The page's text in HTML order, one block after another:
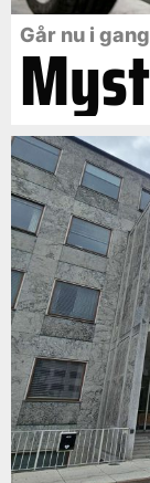
Går nu i